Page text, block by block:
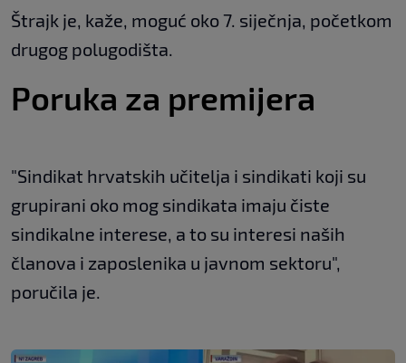
Štrajk je, kaže, moguć oko 7. siječnja, početkom
drugog polugodišta.
Poruka za premijera
"Sindikat hrvatskih učitelja i sindikati koji su
grupirani oko mog sindikata imaju čiste
sindikalne interese, a to su interesi naših
članova i zaposlenika u javnom sektoru",
poručila je.